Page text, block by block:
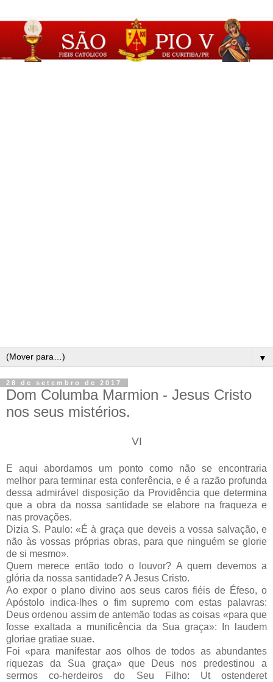
▼
28 de setembro de 2017
Dom Columba Marmion - Jesus Cristo
nos seus mistérios.
VI
E aqui abordamos um ponto como não se encontraria
melhor para terminar esta conferência, e é a razão profunda
dessa admirável disposição da Providência que determina
que a obra da nossa santidade se elabore na fraqueza e
nas provações.
Dizia S. Paulo: «É à graça que deveis a vossa salvação, e
não às vossas próprias obras, para que ninguém se glorie
de si mesmo».
Quem merece então todo o louvor? A quem devemos a
glória da nossa santidade? A Jesus Cristo.
Ao expor o plano divino aos seus caros fiéis de Éfeso, o
Apóstolo indica-lhes o fim supremo com estas palavras:
Deus ordenou assim de antemão todas as coisas «para que
fosse exaltada a munificência da Sua graça»: In laudem
gloriae gratiae suae.
Foi «para manifestar aos olhos de todos as abundantes
riquezas da Sua graça» que Deus nos predestinou a
sermos co-herdeiros do Seu Filho: Ut ostenderet